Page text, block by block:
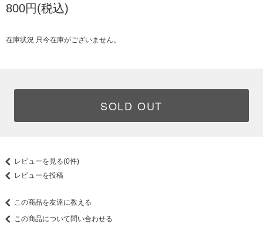
800円(税込)
在庫状況 只今在庫がございません。
SOLD OUT
レビューを見る(0件)
レビューを投稿
この商品を友達に教える
この商品について問い合わせる